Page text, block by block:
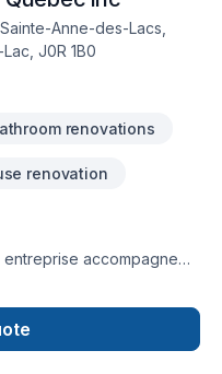
Anne-des-Lacs,
J0R 1B0
renovations
renovation
accompagne
soignée et
tant qu’entrepreneur
du chantier :